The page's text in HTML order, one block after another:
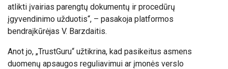
atlikti įvairias parengtų dokumentų ir procedūrų
įgyvendinimo užduotis“, – pasakoja platformos
bendraįkūrėjas V. Barzdaitis.
Anot jo, „TrustGuru“ užtikrina, kad pasikeitus asmens
duomenų apsaugos reguliavimui ar įmonės verslo